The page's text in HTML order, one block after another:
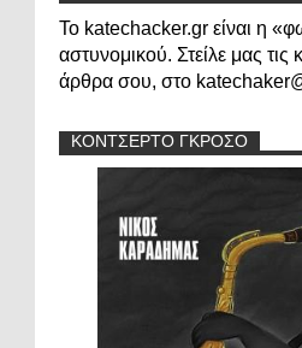
Το katechacker.gr είναι η
αστυνομικού. Στείλε μας τις
άρθρα σου, στο
ΚΟΝΤΣΕΡΤΟ ΓΚΡΟΣΟ